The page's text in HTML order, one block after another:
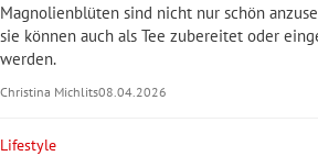
Magnolienblüten sind nicht nur schön
sie können auch als Tee zubereitet oder
werden.
Christina Michlits08.04.2026
Lifestyle